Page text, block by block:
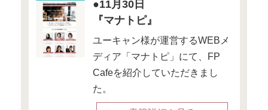
年収が高い割に
貯蓄がないという人の多くは
ここに原因があるケースが
少なくありません。